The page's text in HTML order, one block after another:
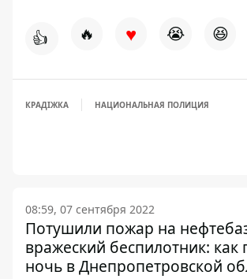
👍 🔥 ♥ 😭 😆
КРАДІЖКА НАЦИОНАЛЬНАЯ ПОЛИЦИЯ
08:59, 07 сентября 2022
Потушили пожар на
вражеский беспилотник:
ночь в Днепропетровской